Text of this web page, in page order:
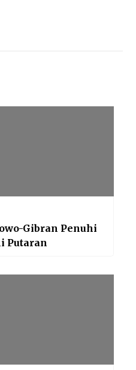
Gibran Penuhi
Putaran